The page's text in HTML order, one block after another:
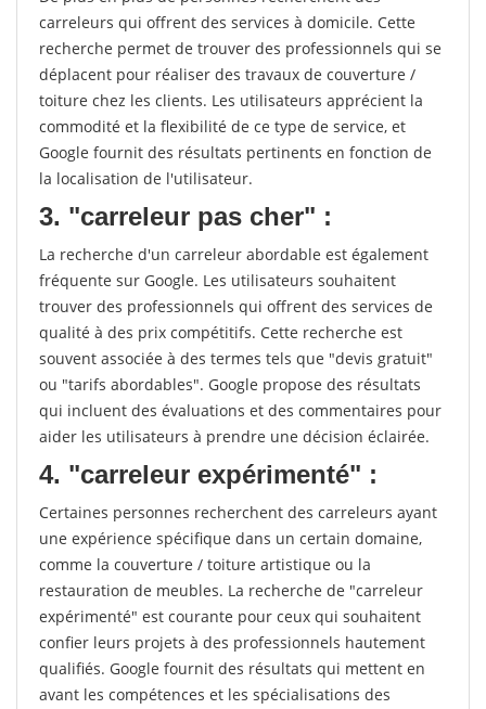
carreleurs qui offrent des services à domicile. Cette
recherche permet de trouver des professionnels qui se
déplacent pour réaliser des travaux de couverture /
toiture chez les clients. Les utilisateurs apprécient la
commodité et la flexibilité de ce type de service, et
Google fournit des résultats pertinents en fonction de
la localisation de l'utilisateur.
3. "carreleur pas cher" :
La recherche d'un carreleur abordable est également
fréquente sur Google. Les utilisateurs souhaitent
trouver des professionnels qui offrent des services de
qualité à des prix compétitifs. Cette recherche est
souvent associée à des termes tels que "devis gratuit"
ou "tarifs abordables". Google propose des résultats
qui incluent des évaluations et des commentaires pour
aider les utilisateurs à prendre une décision éclairée.
4. "carreleur expérimenté" :
Certaines personnes recherchent des carreleurs ayant
une expérience spécifique dans un certain domaine,
comme la couverture / toiture artistique ou la
restauration de meubles. La recherche de "carreleur
expérimenté" est courante pour ceux qui souhaitent
confier leurs projets à des professionnels hautement
qualifiés. Google fournit des résultats qui mettent en
avant les compétences et les spécialisations des